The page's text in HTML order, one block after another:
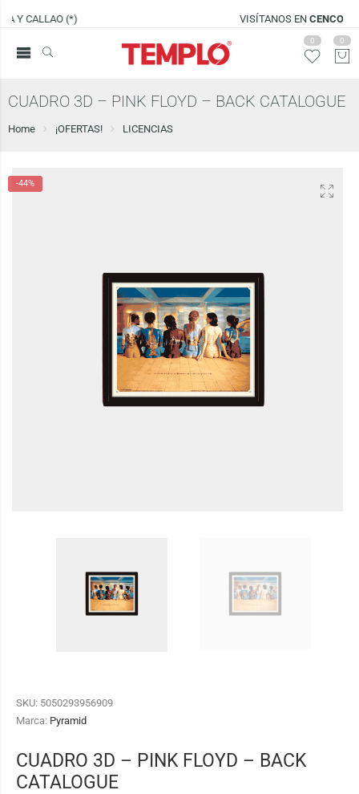
CENCO LIMA SUR
0 0
CUADRO 3D – PINK FLOYD – BACK CATALOGUE
Home ¡OFERTAS! LICENCIAS
-44%
SKU: 5050293956909
Marca: Pyramid
CUADRO 3D – PINK FLOYD – BACK
CATALOGUE